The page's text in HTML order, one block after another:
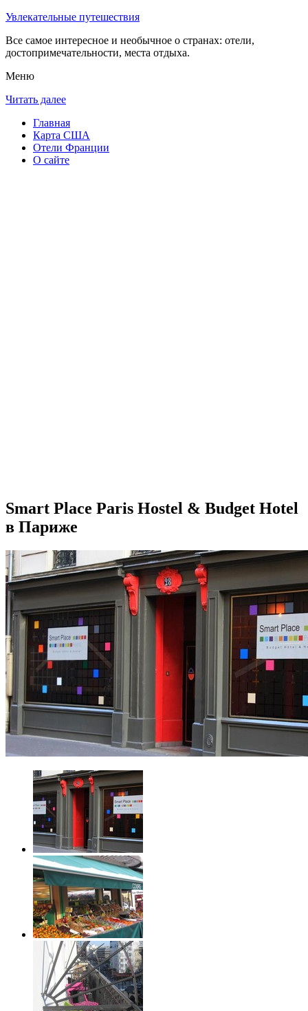
Увлекательные путешествия
Все самое интересное и необычное о странах: отели,
достопримечательности, места отдыха.
Меню
Читать далее
Главная
Карта США
Отели Франции
О сайте
Smart Place Paris Hostel & Budget Hotel
в Париже